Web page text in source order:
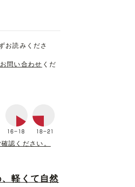
お読みくださ
お問い合わせ くだ
認ください。
軽くて自然